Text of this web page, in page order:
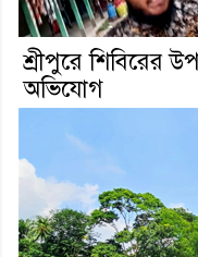
শ্রীপুরে শিবিরের
অভিযোগ